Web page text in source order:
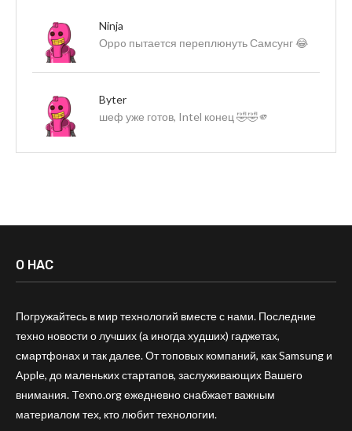
Ninja
Оppo пытается переплюнуть Самсунг 😂
Byter
шеф уже готов, Intel конец 🤣🤣🫵
О НАС
Погружайтесь в мир технологий вместе с нами. Последние
техно новости о лучших (а иногда худших) гаджетах,
смартфонах и так далее. От топовых компаний, как Samsung и
Apple, до маленьких стартапов, заслуживающих Вашего
внимания. Texno.org ежедневно снабжает важным
материалом тех, кто любит технологии.